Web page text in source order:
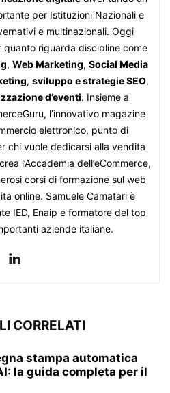
per Istituzioni Nazionali e
e multinazionali. Oggi
quanto riguarda discipline come
, Web Marketing, Social Media
, sviluppo e strategie SEO,
d’eventi. Insieme a
l’innovativo magazine
elettronico, punto di
chi vuole dedicarsi alla vendita
l’Accademia dell’eCommerce,
corsi di formazione sul web
online. Samuele Camatari è
IED, Enaip e formatore del top
aziende italiane.
CORRELATI
stampa automatica
la guida completa per il